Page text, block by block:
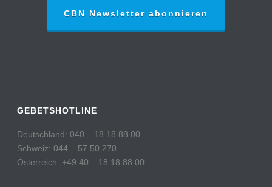
CBN Newsletter abonnieren
GEBETSHOTLINE
Deutschland: 040 – 18 18 88 00
Schweiz: 044 – 57 50 270
Österreich: +49 40 – 18 18 88 00